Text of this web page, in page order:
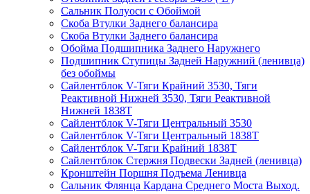
Сальник Полуоси с Обоймой
Скоба Втулки Заднего балансира
Скоба Втулки Заднего балансира
Обойма Подшипника Заднего Наружнего
Подшипник Ступицы Задней Наружний (ленивца)
без обоймы
Сайлентблок V-Тяги Крайний 3530, Тяги
Реактивной Нижней 3530, Тяги Реактивной
Нижней 1838Т
Сайлентблок V-Тяги Центральный 3530
Сайлентблок V-Тяги Центральный 1838Т
Сайлентблок V-Тяги Крайний 1838Т
Сайлентблок Стержня Подвески Задней (ленивца)
Кронштейн Поршня Подъема Ленивца
Сальник Флянца Кардана Среднего Моста Выход.